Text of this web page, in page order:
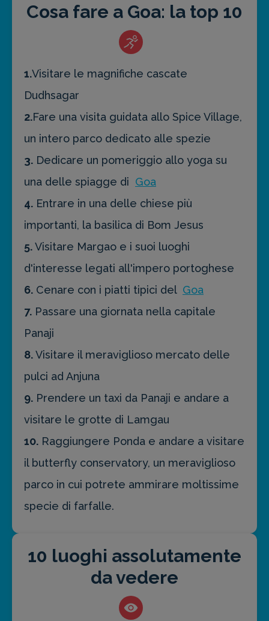
Cosa fare a Goa: la top 10
1.Visitare le magnifiche cascate
Dudhsagar
2.Fare una visita guidata allo Spice Village,
un intero parco dedicato alle spezie
3. Dedicare un pomeriggio allo yoga su
una delle spiagge di Goa
4. Entrare in una delle chiese più
importanti, la basilica di Bom Jesus
5.Visitare Margao e i suoi luoghi
d'interesse legati all'impero portoghese
6. Cenare con i piatti tipici del Goa
7. Passare una giornata nella capitale
Panaji
8.Visitare il meraviglioso mercato delle
pulci ad Anjuna
9. Prendere un taxi da Panaji e andare a
visitare le grotte di Lamgau
10. Raggiungere Ponda e andare a visitare
il butterfly conservatory, un meraviglioso
parco in cui potrete ammirare moltissime
specie di farfalle.
10 luoghi assolutamente
da vedere